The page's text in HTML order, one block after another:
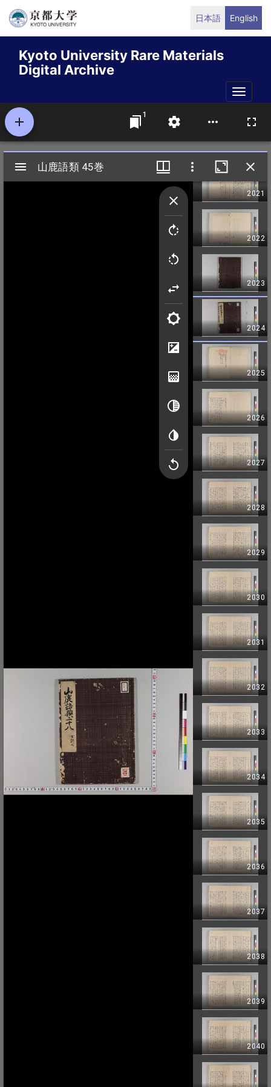
Skip
content
日本語 English
Kyoto University Rare Materials
Digital Archive
Toggle